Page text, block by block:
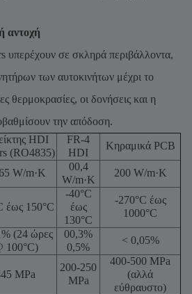
αντοχή
υπερέχουν σε σκληρά περιβάλλοντα,
των αυτοκινήτων μέχρι το
θερμοκρασίες, οι δονήσεις και η
την απόδοση.
HDI
(RO4835)
FR-4
HDI
Κηραμικά PCB
W/m·K
00,4
W/m·K
200 W/m·K
έως 150°C
-40°C
έως
130°C
-270°C έως
1000°C
(24 ώρες
100°C)
00,3%
0,5%
< 0,05%
MPa
200-250
MPa
400-500 MPa
(αλλά
εύθραυστο)